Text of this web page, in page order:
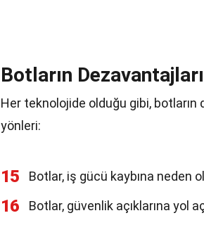
Botların Dezavantajları
Her teknolojide olduğu gibi, botların
yönleri:
15 Botlar, iş gücü kaybına neden
16 Botlar, güvenlik açıklarına yol